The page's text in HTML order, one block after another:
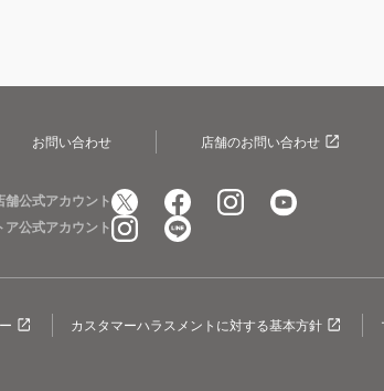
お問い合わせ 店舗のお問い合わせ
舗公式アカウント
ア公式アカウント
カスタマーハラスメントに対する基本方針